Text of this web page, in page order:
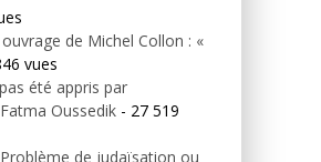
de Michel Collon : «
vues
été appris par
Oussedik - 27 519
de judaïsation ou